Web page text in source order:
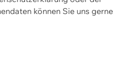
können Sie uns gerne